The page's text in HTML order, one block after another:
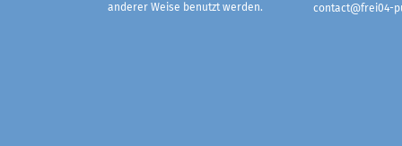
anderer Weise benutzt werden.
contact@frei04-